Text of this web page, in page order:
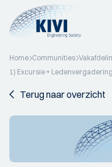
Home Communities
1) Excursie +
Terug naar overzicht